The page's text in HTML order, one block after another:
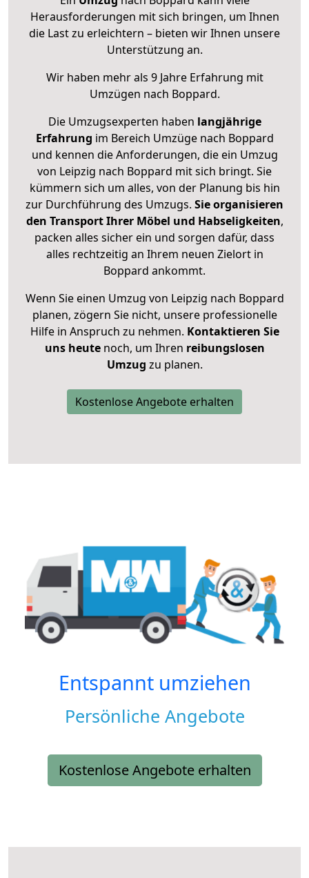
Herausforderungen mit sich bringen, um Ihnen
die Last zu erleichtern – bieten wir Ihnen unsere
Unterstützung an.
Wir haben mehr als 9 Jahre Erfahrung mit
Umzügen nach Boppard.
Die Umzugsexperten haben langjährige
Erfahrung im Bereich Umzüge nach Boppard
und kennen die Anforderungen, die ein Umzug
von Leipzig nach Boppard mit sich bringt. Sie
kümmern sich um alles, von der Planung bis hin
zur Durchführung des Umzugs. Sie organisieren
den Transport Ihrer Möbel und Habseligkeiten,
packen alles sicher ein und sorgen dafür, dass
alles rechtzeitig an Ihrem neuen Zielort in
Boppard ankommt.
Wenn Sie einen Umzug von Leipzig nach Boppard
planen, zögern Sie nicht, unsere professionelle
Hilfe in Anspruch zu nehmen. Kontaktieren Sie
uns heutenoch, um Ihren reibungslosen
Umzug zu planen.
Kostenlose Angebote erhalten
Entspannt umziehen
Persönliche Angebote
Kostenlose Angebote erhalten